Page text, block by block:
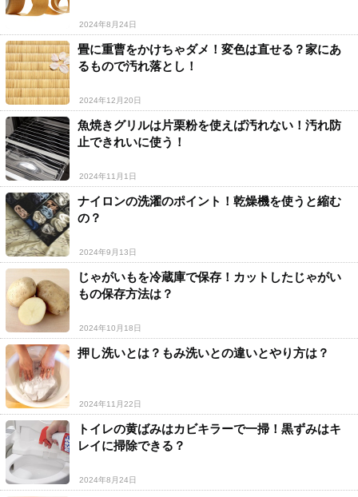
2024年8月24日
畳に重曹をかけちゃダメ！変色は直せる？家にあ
るもので汚れ落とし！
2024年12月20日
魚焼きグリルは片栗粉を使えば汚れない！汚れ防
止できれいに使う！
2024年11月1日
ナイロンの洗濯のポイント！乾燥機を使うと縮む
の？
2024年9月13日
じゃがいもを冷蔵庫で保存！カットしたじゃがい
もの保存方法は？
2024年10月18日
押し洗いとは？もみ洗いとの違いとやり方は？
2024年11月22日
トイレの黄ばみはカビキラーで一掃！黒ずみはキ
レイに掃除できる？
2024年8月24日